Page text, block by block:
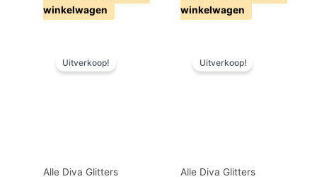
winkelwagen
winkelwagen
Uitverkoop!
Alle Diva Glitters
prijs
prijs
Uitverkoop!
Alle Diva Glitters
prijs
prijs